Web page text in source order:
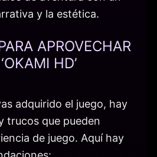
y la estética.
APROVECHAR
HD’
adquirido el juego, hay
trucos que pueden
de juego. Aquí hay